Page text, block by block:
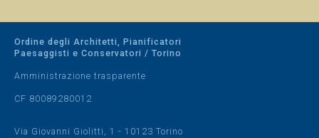
Ordine degli Architetti, Pianificatori
Paesaggisti e Conservatori / Torino
Amministrazione trasparente
CF 80089280012
Via Giovanni Giolitti, 1 - 10123 Torino